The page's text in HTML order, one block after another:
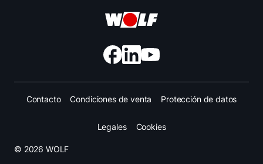
© 2026 WOLF
Contacto Condiciones de venta Protección de datos
Legales Cookies